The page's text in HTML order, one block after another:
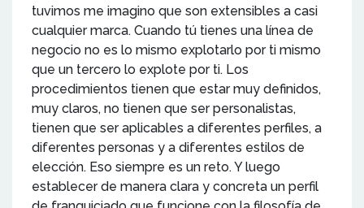
tuvimos me imagino que son extensibles a casi
cualquier marca. Cuando tú tienes una línea de
negocio no es lo mismo explotarlo por ti mismo
que un tercero lo explote por ti. Los
procedimientos tienen que estar muy definidos,
muy claros, no tienen que ser personalistas,
tienen que ser aplicables a diferentes perfiles, a
diferentes personas y a diferentes estilos de
elección. Eso siempre es un reto. Y luego
establecer de manera clara y concreta un perfil